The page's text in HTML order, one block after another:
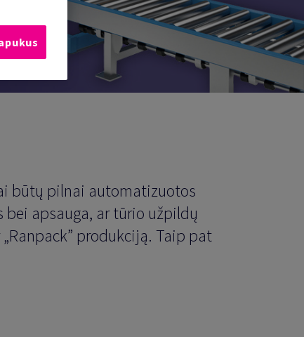
būtų pilnai automatizuotos
apsauga, ar tūrio užpildų
„Ranpack” produkciją. Taip pat